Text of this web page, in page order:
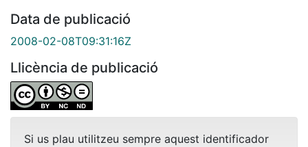
Data de publicació
2008-02-08T09:31:16Z
Llicència de publicació
Si us plau utilitzeu sempre aquest identificador